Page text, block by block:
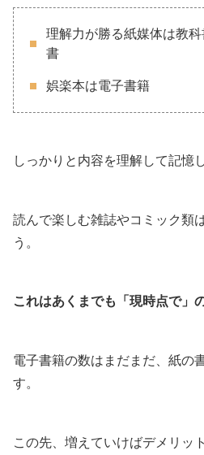
理解力が勝る紙媒体は教
書
娯楽本は電子書籍
しっかりと内容を理解して記憶
読んで楽しむ雑誌やコミック類
う。
これはあくまでも「現時点で」
電子書籍の数はまだまだ、紙の
す。
この先、増えていけばデメリッ